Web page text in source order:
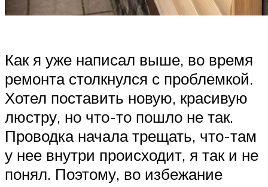
Как я уже написал выше, во время
ремонта столкнулся с проблемкой.
Хотел поставить новую, красивую
люстру, но что-то пошло не так.
Проводка начала трещать, что-там
у нее внутри происходит, я так и не
понял. Поэтому, во избежание